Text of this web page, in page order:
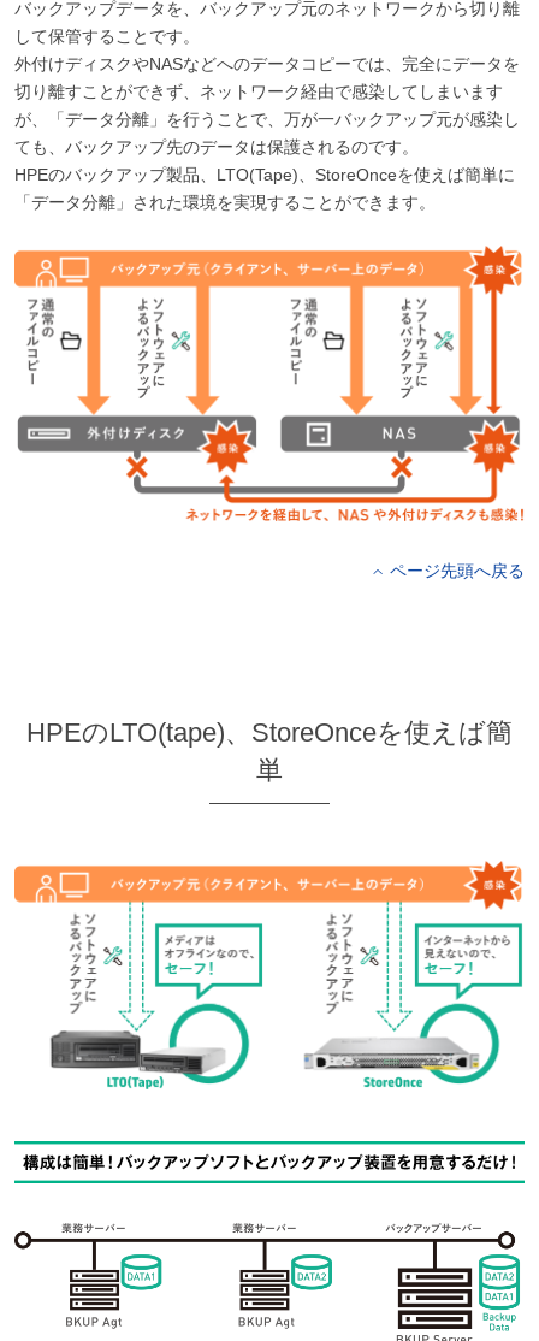
バックアップデータを、バックアップ元のネットワークから切り離
して保管することです。
外付けディスクやNASなどへのデータコピーでは、完全にデータを
切り離すことができず、ネットワーク経由で感染してしまいます
が、「データ分離」を行うことで、万が一バックアップ元が感染し
ても、バックアップ先のデータは保護されるのです。
HPEのバックアップ製品、LTO(Tape)、StoreOnceを使えば簡単に
「データ分離」された環境を実現することができます。
ページ先頭へ戻る
HPEのLTO(tape)、StoreOnceを使えば簡
単